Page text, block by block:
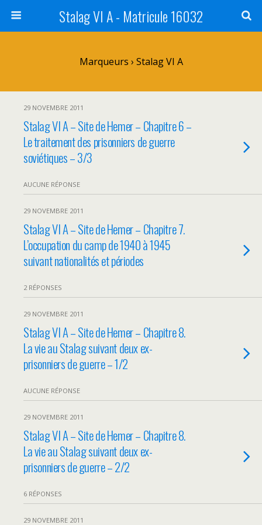
Stalag VI A - Matricule 16032
Marqueurs › Stalag VI A
29 NOVEMBRE 2011
Stalag VI A – Site de Hemer – Chapitre 6 –
Le traitement des prisonniers de guerre
soviétiques – 3/3
AUCUNE RÉPONSE
29 NOVEMBRE 2011
Stalag VI A – Site de Hemer – Chapitre 7.
L’occupation du camp de 1940 à 1945
suivant nationalités et périodes
2 RÉPONSES
29 NOVEMBRE 2011
Stalag VI A – Site de Hemer – Chapitre 8.
La vie au Stalag suivant deux ex-
prisonniers de guerre – 1/2
AUCUNE RÉPONSE
29 NOVEMBRE 2011
Stalag VI A – Site de Hemer – Chapitre 8.
La vie au Stalag suivant deux ex-
prisonniers de guerre – 2/2
6 RÉPONSES
29 NOVEMBRE 2011